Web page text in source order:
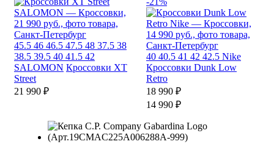
45.5 46 46.5 47.5 48 37.5 38
38.5 39.5 40 41.5 42
SALOMON Кроссовки XT
Street
21 990 ₽
40 40.5 41 42 42.5 Nike
Кроссовки Dunk Low
Retro
18 990 ₽
14 990 ₽